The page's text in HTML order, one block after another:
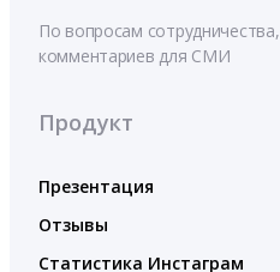
По вопросам сотрудничества,
комментариев для СМИ
Продукт
Презентация
Отзывы
Статистика Инстаграм